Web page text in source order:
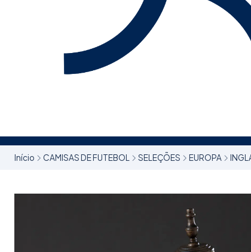
Início CAMISAS DE FUTEBOL SELEÇÕES EUROPA